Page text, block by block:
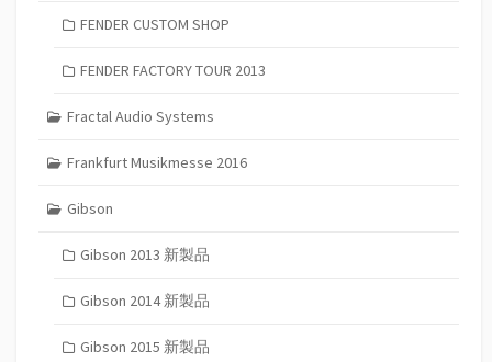
FENDER CUSTOM SHOP
FENDER FACTORY TOUR 2013
Fractal Audio Systems
Frankfurt Musikmesse 2016
Gibson
Gibson 2013 新製品
Gibson 2014 新製品
Gibson 2015 新製品